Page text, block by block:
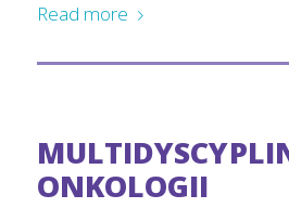
Read more
ONKOLOGII